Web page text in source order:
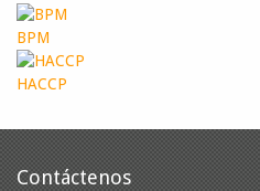
BPM
HACCP
Contáctenos